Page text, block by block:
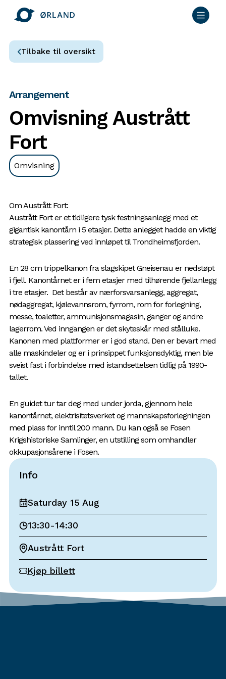
Tilbake til oversikt
Arrangement
Omvisning Austrått
Fort
Omvisning
Om Austrått Fort:
Austrått Fort er et tidligere tysk festningsanlegg med et
gigantisk kanontårn i 5 etasjer. Dette anlegget hadde en viktig
strategisk plassering ved innløpet til Trondheimsfjorden.
En 28 cm trippelkanon fra slagskipet Gneisenau er nedstøpt
i fjell. Kanontårnet er i fem etasjer med tilhørende fjellanlegg
i tre etasjer. Det består av nærforsvarsanlegg, aggregat,
nødaggregat, kjølevannsrom, fyrrom, rom for forlegning,
messe, toaletter, ammunisjonsmagasin, ganger og andre
lagerrom. Ved inngangen er det skyteskår med stålluke.
Kanonen med plattformer er i god stand. Den er bevart med
alle maskindeler og er i prinsippet funksjonsdyktig, men ble
sveist fast i forbindelse med istandsettelsen tidlig på 1990-
tallet.
En guidet tur tar deg med under jorda, gjennom hele
kanontårnet, elektrisitetsverket og mannskapsforlegningen
med plass for inntil 200 mann. Du kan også se Fosen
Krigshistoriske Samlinger, en utstilling som omhandler
okkupasjonsårene i Fosen.
Info
Saturday 15 Aug
13:30-14:30
Austrått Fort
Kjøp billett